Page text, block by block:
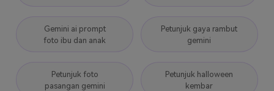
Gemini ai prompt
foto ibu dan anak
Petunjuk gaya rambut
gemini
Petunjuk foto
pasangan gemini
Petunjuk halloween
kembar